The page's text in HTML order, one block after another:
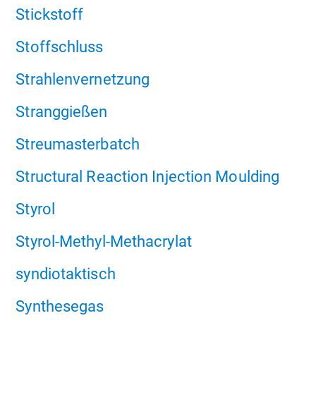
Stickstoff
Stoffschluss
Strahlenvernetzung
Stranggießen
Streumasterbatch
Structural Reaction Injection Moulding
Styrol
Styrol-Methyl-Methacrylat
syndiotaktisch
Synthesegas